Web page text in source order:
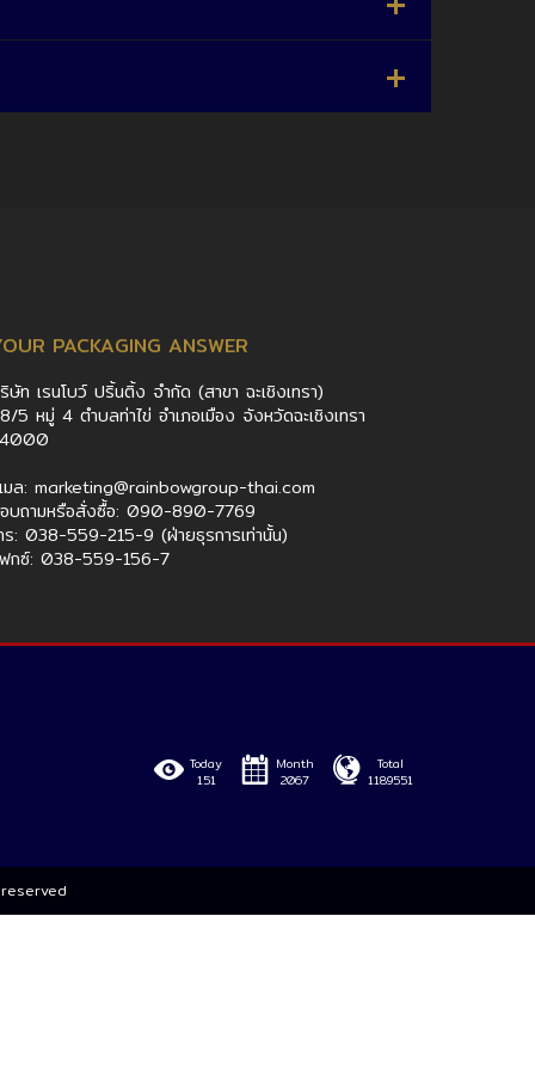
PACKAGING ANSWER
ษัท เรนโบว์ ปริ้นติ้ง จำกัด (สาขา ฉะเชิงเทรา)
5 หมู่ 4 ตำบลท่าไข่ อำเภอเมือง จังหวัดฉะเชิงเทรา
มล: marketing@rainbowgroup-thai.com
บถามหรือสั่งซื้อ: 090-890-7769
ร: 038-559-215-9 (ฝ่ายธุรการเท่านั้น)
กซ์: 038-559-156-7
Today
151
Month
2067
Total
1189551